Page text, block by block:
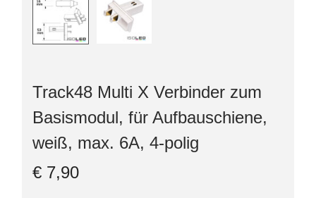
Track48 Multi X Verbinder zum
Basismodul, für Aufbauschiene,
weiß, max. 6A, 4-polig
€ 7,90